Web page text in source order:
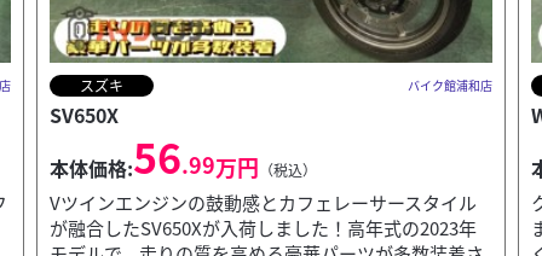
カワサキ バイク館浦和店
W175
本体価格:22.99万円 （税込）
クラシカルな造形美が魅力のカワサキW175が入荷し
ました。2022年モデルで走行距離は4698kmと少な